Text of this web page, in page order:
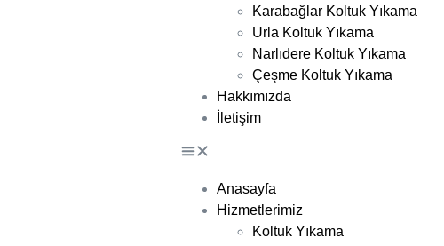
Karabağlar Koltuk Yıkama
Urla Koltuk Yıkama
Narlıdere Koltuk Yıkama
Çeşme Koltuk Yıkama
Hakkımızda
İletişim
Anasayfa
Hizmetlerimiz
Koltuk Yıkama